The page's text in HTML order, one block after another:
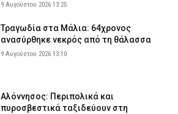
9 Αυγούστου 2026 13:25
Τραγωδία στα Μάλια: 64χρονος
ανασύρθηκε νεκρός από τη θάλασσα
9 Αυγούστου 2026 13:10
Αλόννησος: Περιπολικά και
πυροσβεστικά ταξιδεύουν στη